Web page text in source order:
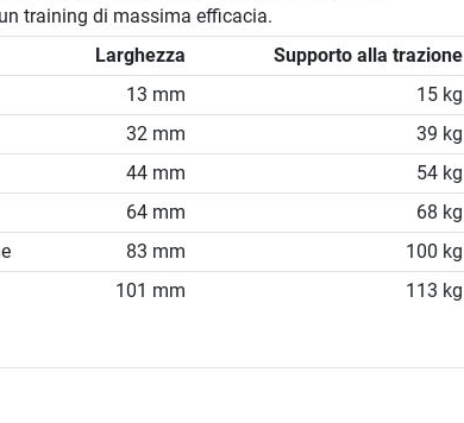
training di massima efficacia.
Larghezza
Supporto alla trazione
13 mm
15 kg
32 mm
39 kg
44 mm
54 kg
64 mm
68 kg
83 mm
100 kg
101 mm 113 kg